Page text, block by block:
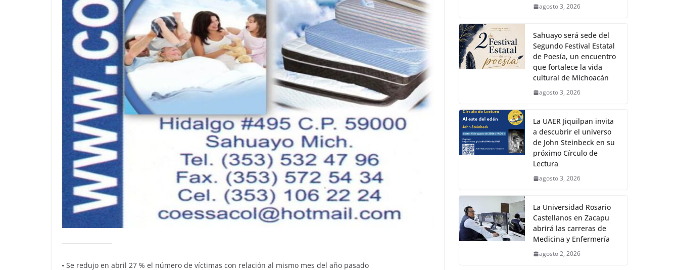
•⁠ ⁠Se redujo en abril 27 % el número de víctimas con relación al mismo mes del año pasado
agosto 3, 2026
Sahuayo será sede del
Segundo Festival Estatal
de Poesía, un encuentro
que fortalece la vida
cultural de Michoacán
agosto 3, 2026
La UAER Jiquilpan invita
a descubrir el universo
de John Steinbeck en su
próximo Círculo de
Lectura
agosto 3, 2026
La Universidad Rosario
Castellanos en Zacapu
abrirá las carreras de
Medicina y Enfermería
agosto 2, 2026